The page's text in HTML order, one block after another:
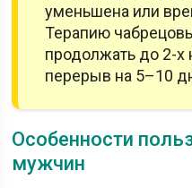
уменьшена или
Терапию
продолжать до 2-х
перерыв на 5–10
Особенности
мужчин